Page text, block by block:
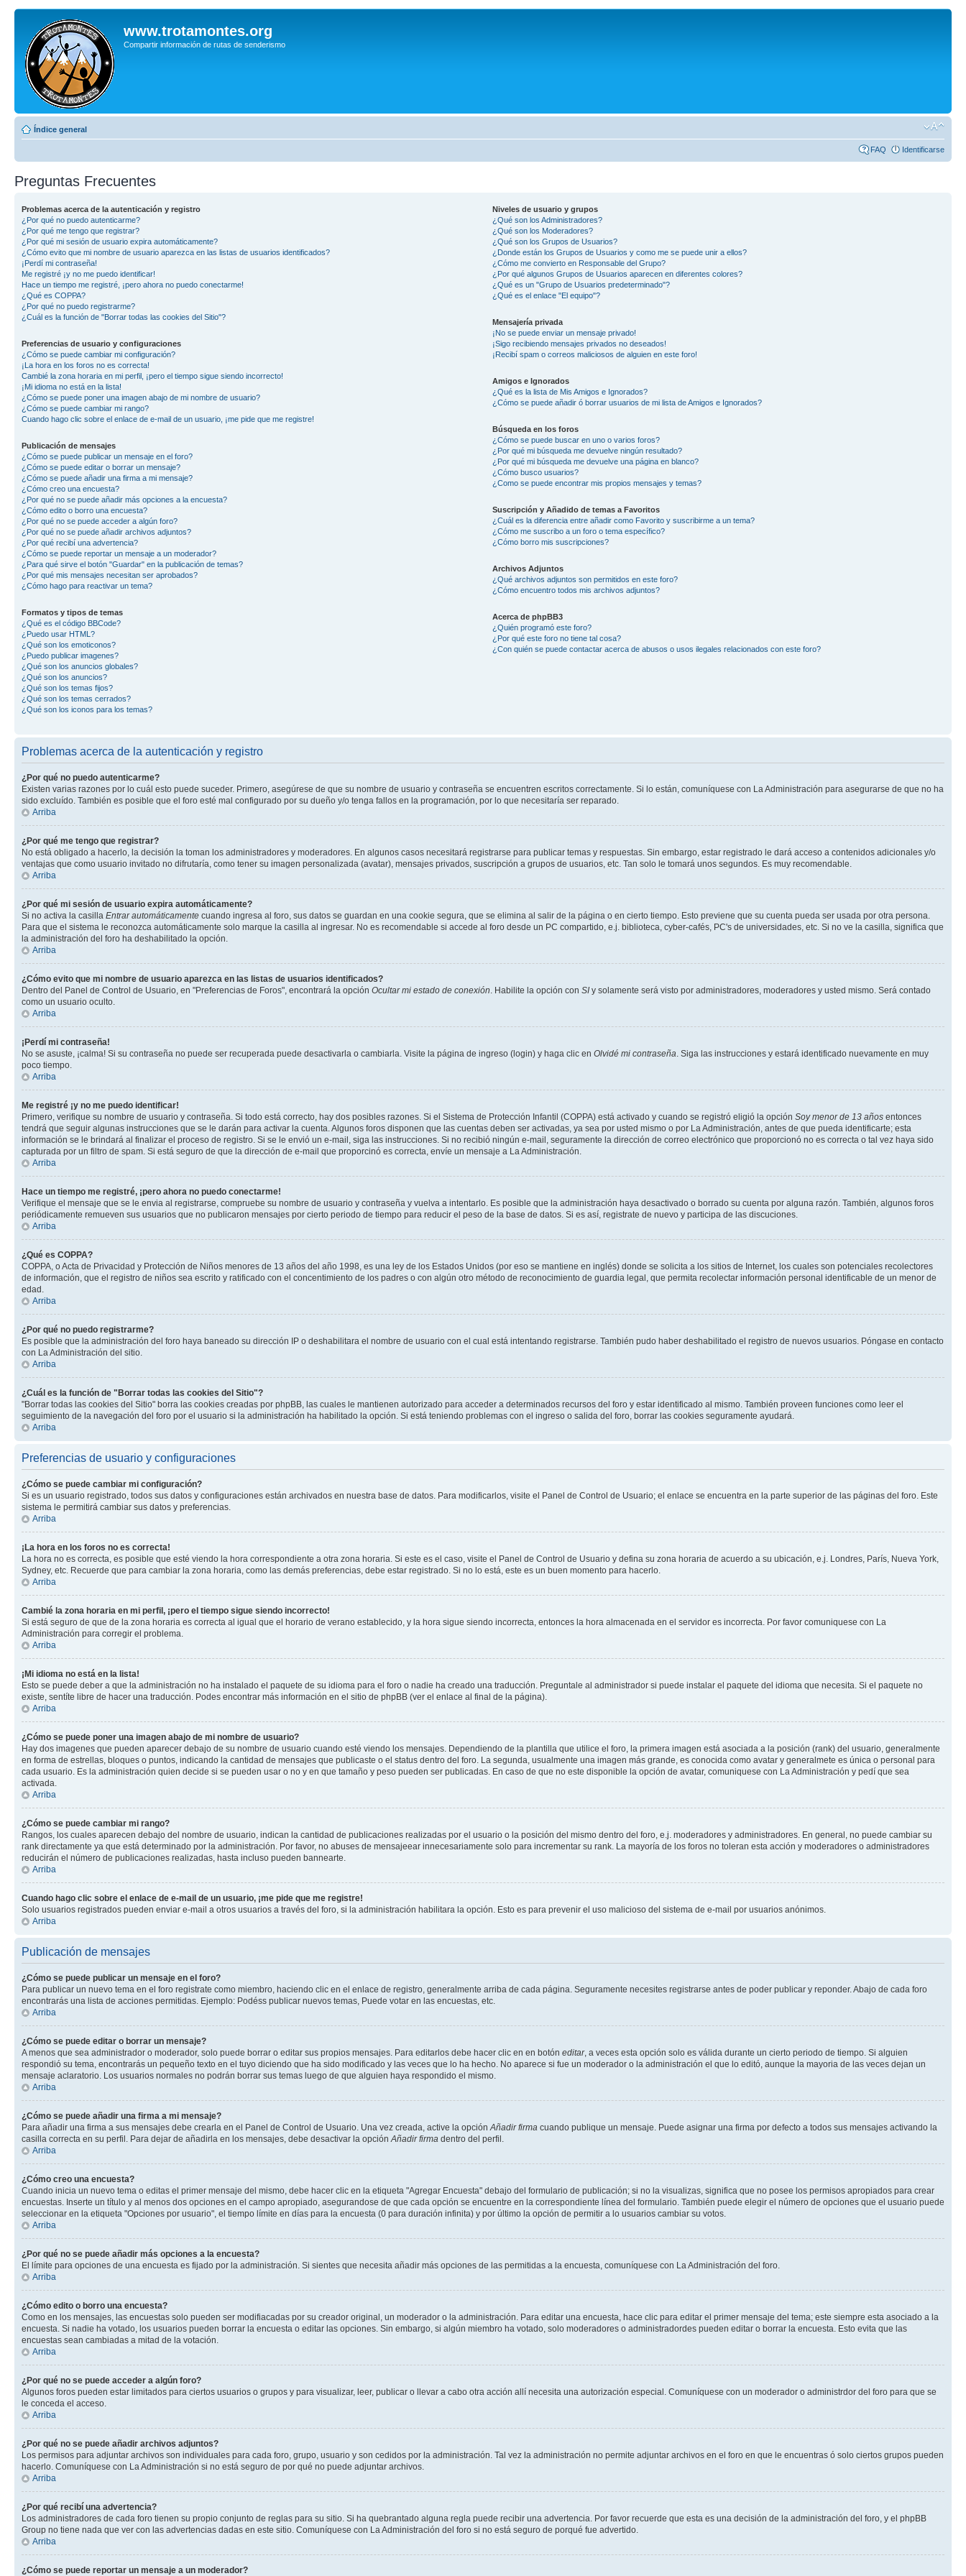
www.trotamontes.org
Compartir información de rutas de senderismo
Índice general
FAQ Identificarse
Preguntas Frecuentes
Problemas acerca de la autenticación y registro
¿Por qué no puedo autenticarme?
¿Por qué me tengo que registrar?
¿Por qué mi sesión de usuario expira automáticamente?
¿Cómo evito que mi nombre de usuario aparezca en las listas de usuarios identificados?
¡Perdí mi contraseña!
Me registré ¡y no me puedo identificar!
Hace un tiempo me registré, ¡pero ahora no puedo conectarme!
¿Qué es COPPA?
¿Por qué no puedo registrarme?
¿Cuál es la función de "Borrar todas las cookies del Sitio"?
Preferencias de usuario y configuraciones
¿Cómo se puede cambiar mi configuración?
¡La hora en los foros no es correcta!
Cambié la zona horaria en mi perfil, ¡pero el tiempo sigue siendo incorrecto!
¡Mi idioma no está en la lista!
¿Cómo se puede poner una imagen abajo de mi nombre de usuario?
¿Cómo se puede cambiar mi rango?
Cuando hago clic sobre el enlace de e-mail de un usuario, ¡me pide que me registre!
Publicación de mensajes
¿Cómo se puede publicar un mensaje en el foro?
¿Cómo se puede editar o borrar un mensaje?
¿Cómo se puede añadir una firma a mi mensaje?
¿Cómo creo una encuesta?
¿Por qué no se puede añadir más opciones a la encuesta?
¿Cómo edito o borro una encuesta?
¿Por qué no se puede acceder a algún foro?
¿Por qué no se puede añadir archivos adjuntos?
¿Por qué recibí una advertencia?
¿Cómo se puede reportar un mensaje a un moderador?
¿Para qué sirve el botón "Guardar" en la publicación de temas?
¿Por qué mis mensajes necesitan ser aprobados?
¿Cómo hago para reactivar un tema?
Formatos y tipos de temas
¿Qué es el código BBCode?
¿Puedo usar HTML?
¿Qué son los emoticonos?
¿Puedo publicar imagenes?
¿Qué son los anuncios globales?
¿Qué son los anuncios?
¿Qué son los temas fijos?
¿Qué son los temas cerrados?
¿Qué son los iconos para los temas?
Niveles de usuario y grupos
¿Qué son los Administradores?
¿Qué son los Moderadores?
¿Qué son los Grupos de Usuarios?
¿Donde están los Grupos de Usuarios y como me se puede unir a ellos?
¿Cómo me convierto en Responsable del Grupo?
¿Por qué algunos Grupos de Usuarios aparecen en diferentes colores?
¿Qué es un "Grupo de Usuarios predeterminado"?
¿Qué es el enlace "El equipo"?
Mensajería privada
¡No se puede enviar un mensaje privado!
¡Sigo recibiendo mensajes privados no deseados!
¡Recibí spam o correos maliciosos de alguien en este foro!
Amigos e Ignorados
¿Qué es la lista de Mis Amigos e Ignorados?
¿Cómo se puede añadir ó borrar usuarios de mi lista de Amigos e Ignorados?
Búsqueda en los foros
¿Cómo se puede buscar en uno o varios foros?
¿Por qué mi búsqueda me devuelve ningún resultado?
¿Por qué mi búsqueda me devuelve una página en blanco?
¿Cómo busco usuarios?
¿Como se puede encontrar mis propios mensajes y temas?
Suscripción y Añadido de temas a Favoritos
¿Cuál es la diferencia entre añadir como Favorito y suscribirme a un tema?
¿Cómo me suscribo a un foro o tema específico?
¿Cómo borro mis suscripciones?
Archivos Adjuntos
¿Qué archivos adjuntos son permitidos en este foro?
¿Cómo encuentro todos mis archivos adjuntos?
Acerca de phpBB3
¿Quién programó este foro?
¿Por qué este foro no tiene tal cosa?
¿Con quién se puede contactar acerca de abusos o usos ilegales relacionados con este foro?
Problemas acerca de la autenticación y registro
¿Por qué no puedo autenticarme?
Existen varias razones por lo cuál esto puede suceder. Primero, asegúrese de que su nombre de usuario y contraseña se encuentren escritos correctamente. Si lo están, comuníquese con La Administración para asegurarse de que no ha
sido excluído. También es posible que el foro esté mal configurado por su dueño y/o tenga fallos en la programación, por lo que necesitaría ser reparado.
Arriba
¿Por qué me tengo que registrar?
No está obligado a hacerlo, la decisión la toman los administradores y moderadores. En algunos casos necesitará registrarse para publicar temas y respuestas. Sin embargo, estar registrado le dará acceso a contenidos adicionales y/o
ventajas que como usuario invitado no difrutaría, como tener su imagen personalizada (avatar), mensajes privados, suscripción a grupos de usuarios, etc. Tan solo le tomará unos segundos. Es muy recomendable.
Arriba
¿Por qué mi sesión de usuario expira automáticamente?
Si no activa la casilla Entrar automáticamente cuando ingresa al foro, sus datos se guardan en una cookie segura, que se elimina al salir de la página o en cierto tiempo. Esto previene que su cuenta pueda ser usada por otra persona.
Para que el sistema le reconozca automáticamente solo marque la casilla al ingresar. No es recomendable si accede al foro desde un PC compartido, e.j. biblioteca, cyber-cafés, PC's de universidades, etc. Si no ve la casilla, significa que
la administración del foro ha deshabilitado la opción.
Arriba
¿Cómo evito que mi nombre de usuario aparezca en las listas de usuarios identificados?
Dentro del Panel de Control de Usuario, en "Preferencias de Foros", encontrará la opción Ocultar mi estado de conexión. Habilite la opción con SI y solamente será visto por administradores, moderadores y usted mismo. Será contado
como un usuario oculto.
Arriba
¡Perdí mi contraseña!
No se asuste, ¡calma! Si su contraseña no puede ser recuperada puede desactivarla o cambiarla. Visite la página de ingreso (login) y haga clic en Olvidé mi contraseña. Siga las instrucciones y estará identificado nuevamente en muy
poco tiempo.
Arriba
Me registré ¡y no me puedo identificar!
Primero, verifique su nombre de usuario y contraseña. Si todo está correcto, hay dos posibles razones. Si el Sistema de Protección Infantil (COPPA) está activado y cuando se registró eligió la opción Soy menor de 13 años entonces
tendrá que seguir algunas instrucciones que se le darán para activar la cuenta. Algunos foros disponen que las cuentas deben ser activadas, ya sea por usted mismo o por La Administración, antes de que pueda identificarte; esta
información se le brindará al finalizar el proceso de registro. Si se le envió un e-mail, siga las instrucciones. Si no recibió ningún e-mail, seguramente la dirección de correo electrónico que proporcionó no es correcta o tal vez haya sido
capturada por un filtro de spam. Si está seguro de que la dirección de e-mail que proporcinó es correcta, envíe un mensaje a La Administración.
Arriba
Hace un tiempo me registré, ¡pero ahora no puedo conectarme!
Verifique el mensaje que se le envia al registrarse, compruebe su nombre de usuario y contraseña y vuelva a intentarlo. Es posible que la administración haya desactivado o borrado su cuenta por alguna razón. También, algunos foros
periódicamente remueven sus usuarios que no publicaron mensajes por cierto periodo de tiempo para reducir el peso de la base de datos. Si es así, registrate de nuevo y participa de las discuciones.
Arriba
¿Qué es COPPA?
COPPA, o Acta de Privacidad y Protección de Niños menores de 13 años del año 1998, es una ley de los Estados Unidos (por eso se mantiene en inglés) donde se solicita a los sitios de Internet, los cuales son potenciales recolectores
de información, que el registro de niños sea escrito y ratificado con el concentimiento de los padres o con algún otro método de reconocimiento de guardia legal, que permita recolectar información personal identificable de un menor de
edad.
Arriba
¿Por qué no puedo registrarme?
Es posible que la administración del foro haya baneado su dirección IP o deshabilitara el nombre de usuario con el cual está intentando registrarse. También pudo haber deshabilitado el registro de nuevos usuarios. Póngase en contacto
con La Administración del sitio.
Arriba
¿Cuál es la función de "Borrar todas las cookies del Sitio"?
"Borrar todas las cookies del Sitio" borra las cookies creadas por phpBB, las cuales le mantienen autorizado para acceder a determinados recursos del foro y estar identificado al mismo. También proveen funciones como leer el
seguimiento de la navegación del foro por el usuario si la administración ha habilitado la opción. Si está teniendo problemas con el ingreso o salida del foro, borrar las cookies seguramente ayudará.
Arriba
Preferencias de usuario y configuraciones
¿Cómo se puede cambiar mi configuración?
Si es un usuario registrado, todos sus datos y configuraciones están archivados en nuestra base de datos. Para modificarlos, visite el Panel de Control de Usuario; el enlace se encuentra en la parte superior de las páginas del foro. Este
sistema le permitirá cambiar sus datos y preferencias.
Arriba
¡La hora en los foros no es correcta!
La hora no es correcta, es posible que esté viendo la hora correspondiente a otra zona horaria. Si este es el caso, visite el Panel de Control de Usuario y defina su zona horaria de acuerdo a su ubicación, e.j. Londres, París, Nueva York,
Sydney, etc. Recuerde que para cambiar la zona horaria, como las demás preferencias, debe estar registrado. Si no lo está, este es un buen momento para hacerlo.
Arriba
Cambié la zona horaria en mi perfil, ¡pero el tiempo sigue siendo incorrecto!
Si está seguro de que de la zona horaria es correcta al igual que el horario de verano establecido, y la hora sigue siendo incorrecta, entonces la hora almacenada en el servidor es incorrecta. Por favor comuniquese con La
Administración para corregir el problema.
Arriba
¡Mi idioma no está en la lista!
Esto se puede deber a que la administración no ha instalado el paquete de su idioma para el foro o nadie ha creado una traducción. Preguntale al administrador si puede instalar el paquete del idioma que necesita. Si el paquete no
existe, sentíte libre de hacer una traducción. Podes encontrar más información en el sitio de phpBB (ver el enlace al final de la página).
Arriba
¿Cómo se puede poner una imagen abajo de mi nombre de usuario?
Hay dos imagenes que pueden aparecer debajo de su nombre de usuario cuando esté viendo los mensajes. Dependiendo de la plantilla que utilice el foro, la primera imagen está asociada a la posición (rank) del usuario, generalmente
en forma de estrellas, bloques o puntos, indicando la cantidad de mensajes que publicaste o el status dentro del foro. La segunda, usualmente una imagen más grande, es conocida como avatar y generalmete es única o personal para
cada usuario. Es la administración quien decide si se pueden usar o no y en que tamaño y peso pueden ser publicadas. En caso de que no este disponible la opción de avatar, comuniquese con La Administración y pedí que sea
activada.
Arriba
¿Cómo se puede cambiar mi rango?
Rangos, los cuales aparecen debajo del nombre de usuario, indican la cantidad de publicaciones realizadas por el usuario o la posición del mismo dentro del foro, e.j. moderadores y administradores. En general, no puede cambiar su
rank directamente ya que está determinado por la administración. Por favor, no abuses de mensajeear innecesariamente solo para incrementar su rank. La mayoría de los foros no toleran esta acción y moderadores o administradores
reducirán el número de publicaciones realizadas, hasta incluso pueden bannearte.
Arriba
Cuando hago clic sobre el enlace de e-mail de un usuario, ¡me pide que me registre!
Solo usuarios registrados pueden enviar e-mail a otros usuarios a través del foro, si la administración habilitara la opción. Esto es para prevenir el uso malicioso del sistema de e-mail por usuarios anónimos.
Arriba
Publicación de mensajes
¿Cómo se puede publicar un mensaje en el foro?
Para publicar un nuevo tema en el foro registrate como miembro, haciendo clic en el enlace de registro, generalmente arriba de cada página. Seguramente necesites registrarse antes de poder publicar y reponder. Abajo de cada foro
encontrarás una lista de acciones permitidas. Ejemplo: Podéss publicar nuevos temas, Puede votar en las encuestas, etc.
Arriba
¿Cómo se puede editar o borrar un mensaje?
A menos que sea administrador o moderador, solo puede borrar o editar sus propios mensajes. Para editarlos debe hacer clic en en botón editar, a veces esta opción solo es válida durante un cierto periodo de tiempo. Si alguien
respondió su tema, encontrarás un pequeño texto en el tuyo diciendo que ha sido modificado y las veces que lo ha hecho. No aparece si fue un moderador o la administración el que lo editó, aunque la mayoria de las veces dejan un
mensaje aclaratorio. Los usuarios normales no podrán borrar sus temas luego de que alguien haya respondido el mismo.
Arriba
¿Cómo se puede añadir una firma a mi mensaje?
Para añadir una firma a sus mensajes debe crearla en el Panel de Control de Usuario. Una vez creada, active la opciónAñadir firma cuando publique un mensaje. Puede asignar una firma por defecto a todos sus mensajes activando la
casilla correcta en su perfil. Para dejar de añadirla en los mensajes, debe desactivar la opciónAñadir firma dentro del perfil.
Arriba
¿Cómo creo una encuesta?
Cuando inicia un nuevo tema o editas el primer mensaje del mismo, debe hacer clic en la etiqueta "Agregar Encuesta" debajo del formulario de publicación; si no la visualizas, significa que no posee los permisos apropiados para crear
encuestas. Inserte un título y al menos dos opciones en el campo apropiado, asegurandose de que cada opción se encuentre en la correspondiente línea del formulario. También puede elegir el número de opciones que el usuario puede
seleccionar en la etiqueta "Opciones por usuario", el tiempo límite en días para la encuesta (0 para duración infinita) y por último la opción de permitir a lo usuarios cambiar su votos.
Arriba
¿Por qué no se puede añadir más opciones a la encuesta?
El límite para opciones de una encuesta es fijado por la administración. Si sientes que necesita añadir más opciones de las permitidas a la encuesta, comuníquese con La Administración del foro.
Arriba
¿Cómo edito o borro una encuesta?
Como en los mensajes, las encuestas solo pueden ser modifiacadas por su creador original, un moderador o la administración. Para editar una encuesta, hace clic para editar el primer mensaje del tema; este siempre esta asociado a la
encuesta. Si nadie ha votado, los usuarios pueden borrar la encuesta o editar las opciones. Sin embargo, si algún miembro ha votado, solo moderadores o administradordes pueden editar o borrar la encuesta. Esto evita que las
encuestas sean cambiadas a mitad de la votación.
Arriba
¿Por qué no se puede acceder a algún foro?
Algunos foros pueden estar limitados para ciertos usuarios o grupos y para visualizar, leer, publicar o llevar a cabo otra acción allí necesita una autorización especial. Comuníquese con un moderador o administrdor del foro para que se
le conceda el acceso.
Arriba
¿Por qué no se puede añadir archivos adjuntos?
Los permisos para adjuntar archivos son individuales para cada foro, grupo, usuario y son cedidos por la administración. Tal vez la administración no permite adjuntar archivos en el foro en que le encuentras ó solo ciertos grupos pueden
hacerlo. Comuníquese con La Administración si no está seguro de por qué no puede adjuntar archivos.
Arriba
¿Por qué recibí una advertencia?
Los administradores de cada foro tienen su propio conjunto de reglas para su sitio. Si ha quebrantado alguna regla puede recibir una advertencia. Por favor recuerde que esta es una decisión de la administración del foro, y el phpBB
Group no tiene nada que ver con las advertencias dadas en este sitio. Comuníquese con La Administración del foro si no está seguro de porqué fue advertido.
Arriba
¿Cómo se puede reportar un mensaje a un moderador?